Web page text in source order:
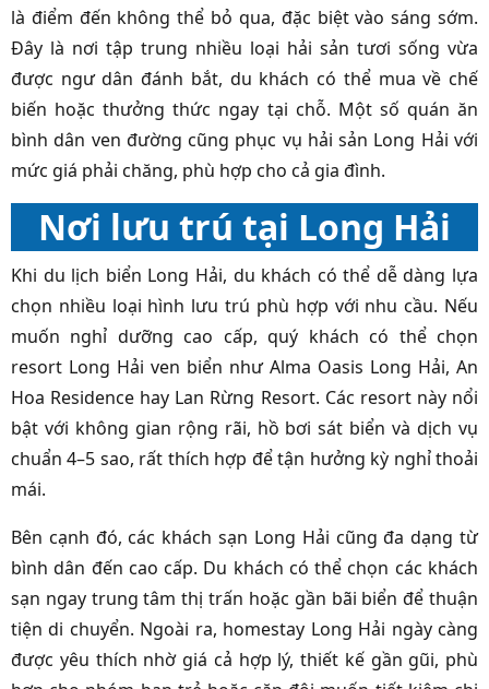
là điểm đến không thể bỏ qua, đặc biệt vào sáng sớm.
Đây là nơi tập trung nhiều loại hải sản tươi sống vừa
được ngư dân đánh bắt, du khách có thể mua về chế
biến hoặc thưởng thức ngay tại chỗ. Một số quán ăn
bình dân ven đường cũng phục vụ hải sản Long Hải với
mức giá phải chăng, phù hợp cho cả gia đình.
Nơi lưu trú tại Long Hải
Khi du lịch biển Long Hải, du khách có thể dễ dàng lựa
chọn nhiều loại hình lưu trú phù hợp với nhu cầu. Nếu
muốn nghỉ dưỡng cao cấp, quý khách có thể chọn
resort Long Hải ven biển như Alma Oasis Long Hải, An
Hoa Residence hay Lan Rừng Resort. Các resort này nổi
bật với không gian rộng rãi, hồ bơi sát biển và dịch vụ
chuẩn 4–5 sao, rất thích hợp để tận hưởng kỳ nghỉ thoải
mái.
Bên cạnh đó, các khách sạn Long Hải cũng đa dạng từ
bình dân đến cao cấp. Du khách có thể chọn các khách
sạn ngay trung tâm thị trấn hoặc gần bãi biển để thuận
tiện di chuyển. Ngoài ra, homestay Long Hải ngày càng
được yêu thích nhờ giá cả hợp lý, thiết kế gần gũi, phù